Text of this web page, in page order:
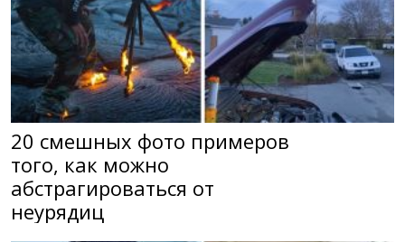
20 смешных фото примеров
того, как можно
абстрагироваться от
неурядиц